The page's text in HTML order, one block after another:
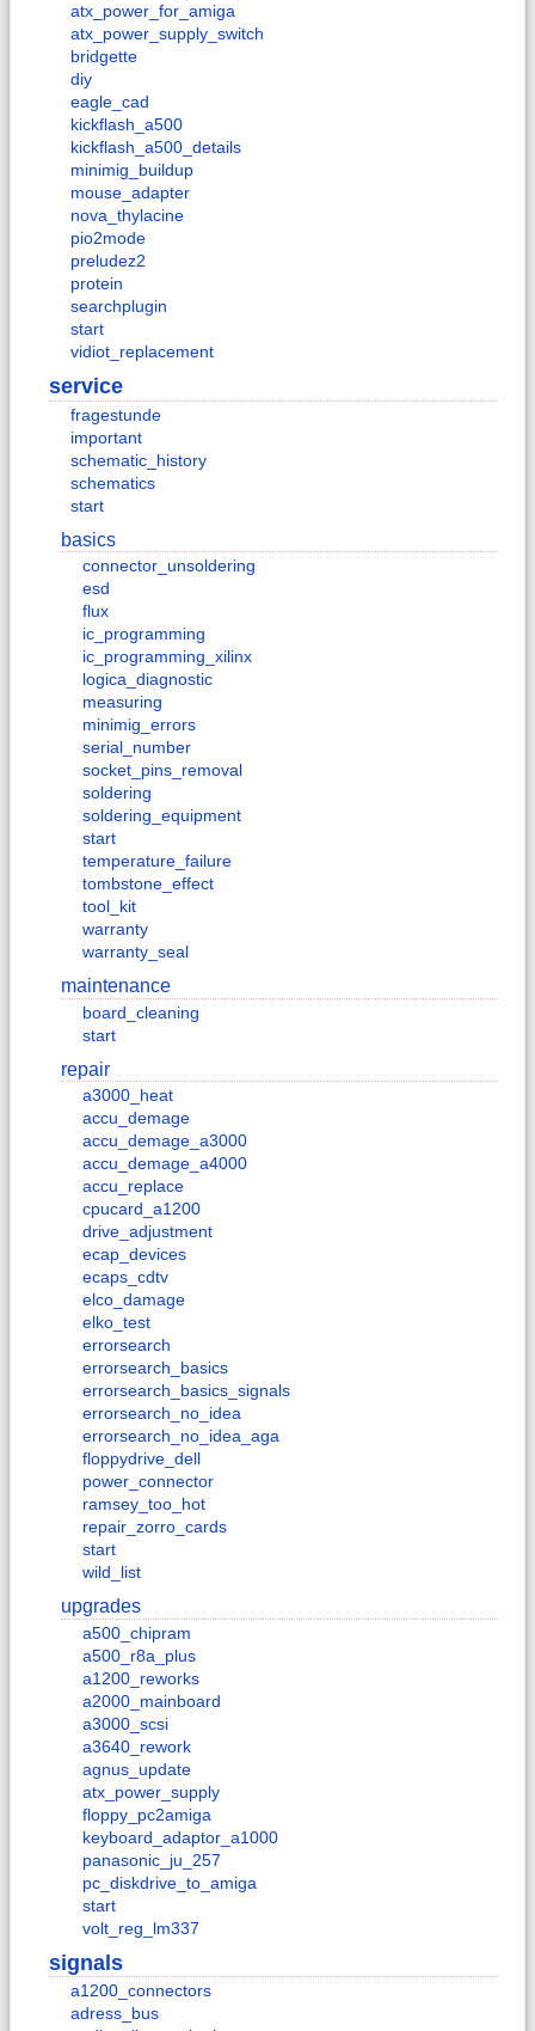
atx_power_for_amiga
atx_power_supply_switch
bridgette
diy
eagle_cad
kickflash_a500
kickflash_a500_details
minimig_buildup
mouse_adapter
nova_thylacine
pio2mode
preludez2
protein
searchplugin
start
vidiot_replacement
service
fragestunde
important
schematic_history
schematics
start
basics
connector_unsoldering
esd
flux
ic_programming
ic_programming_xilinx
logica_diagnostic
measuring
minimig_errors
serial_number
socket_pins_removal
soldering
soldering_equipment
start
temperature_failure
tombstone_effect
tool_kit
warranty
warranty_seal
maintenance
board_cleaning
start
repair
a3000_heat
accu_demage
accu_demage_a3000
accu_demage_a4000
accu_replace
cpucard_a1200
drive_adjustment
ecap_devices
ecaps_cdtv
elco_damage
elko_test
errorsearch
errorsearch_basics
errorsearch_basics_signals
errorsearch_no_idea
errorsearch_no_idea_aga
floppydrive_dell
power_connector
ramsey_too_hot
repair_zorro_cards
start
wild_list
upgrades
a500_chipram
a500_r8a_plus
a1200_reworks
a2000_mainboard
a3000_scsi
a3640_rework
agnus_update
atx_power_supply
floppy_pc2amiga
keyboard_adaptor_a1000
panasonic_ju_257
pc_diskdrive_to_amiga
start
volt_reg_lm337
signals
a1200_connectors
adress_bus